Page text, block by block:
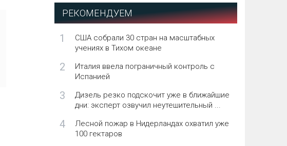
РЕКОМЕНДУЕМ
1
США собрали 30 стран на масштабных
учениях в Тихом океане
2
Италия ввела пограничный контроль с
Испанией
3
Дизель резко подскочит уже в ближайшие
дни: эксперт озвучил неутешительный ...
4
Лесной пожар в Нидерландах охватил уже
100 гектаров